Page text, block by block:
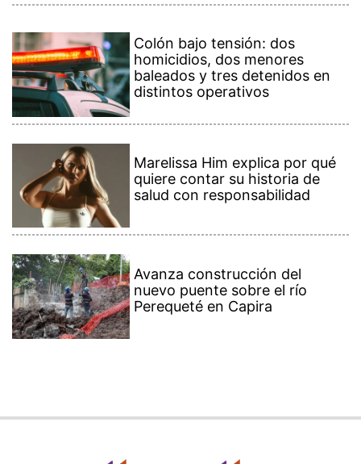
Colón bajo tensión: dos
homicidios, dos menores
baleados y tres detenidos en
distintos operativos
Marelissa Him explica por qué
quiere contar su historia de
salud con responsabilidad
Avanza construcción del
nuevo puente sobre el río
Perequeté en Capira